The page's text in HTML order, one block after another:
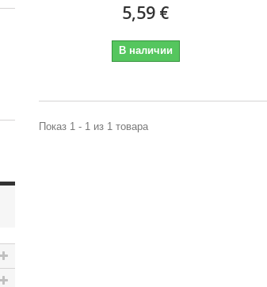
5,59 €
В наличии
Показ 1 - 1 из 1 товара